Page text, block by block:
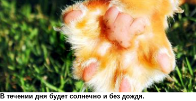
В течении дня будет солнечно и без дождя.